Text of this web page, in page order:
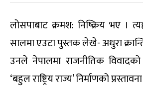
लोसपाबाट क्रमश: निष्क्रिय भए ।
सालमा एउटा पुस्तक लेखे- अधुरा
उनले नेपालमा राजनीतिक
‘बहुल राष्ट्रिय राज्य’ निर्माणको